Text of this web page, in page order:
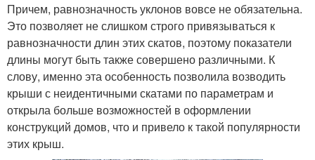
Причем, равнозначность уклонов вовсе не обязательна.
Это позволяет не слишком строго привязываться к
равнозначности длин этих скатов, поэтому показатели
длины могут быть также совершено различными. К
слову, именно эта особенность позволила возводить
крыши с неидентичными скатами по параметрам и
открыла больше возможностей в оформлении
конструкций домов, что и привело к такой популярности
этих крыш.